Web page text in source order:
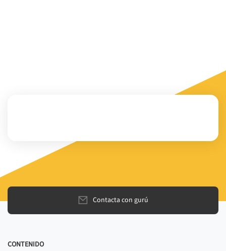
Contacta con gurú
CONTENIDO